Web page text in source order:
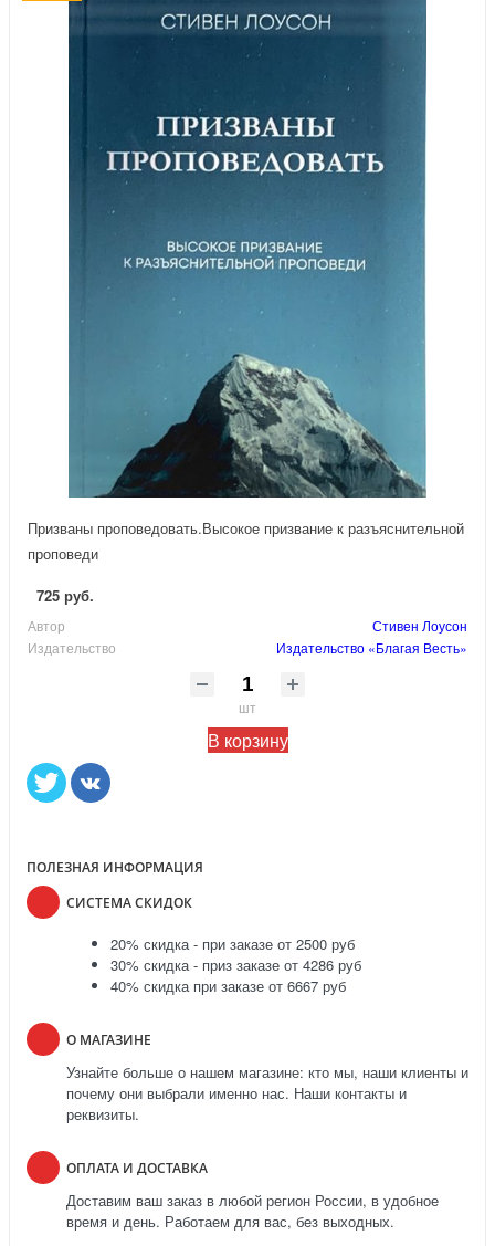
Призваны проповедовать.Высокое призвание к разъяснительной
проповеди
725 руб.
Автор
Стивен Лоусон
Издательство
Издательство «Благая Весть»
шт
В корзину
ПОЛЕЗНАЯ ИНФОРМАЦИЯ
СИСТЕМА СКИДОК
20% скидка - при заказе от 2500 руб
30% скидка - приз заказе от 4286 руб
40% скидка при заказе от 6667 руб
О МАГАЗИНЕ
Узнайте больше о нашем магазине: кто мы, наши клиенты и
почему они выбрали именно нас. Наши контакты и
реквизиты.
ОПЛАТА И ДОСТАВКА
Доставим ваш заказ в любой регион России, в удобное
время и день. Работаем для вас, без выходных.